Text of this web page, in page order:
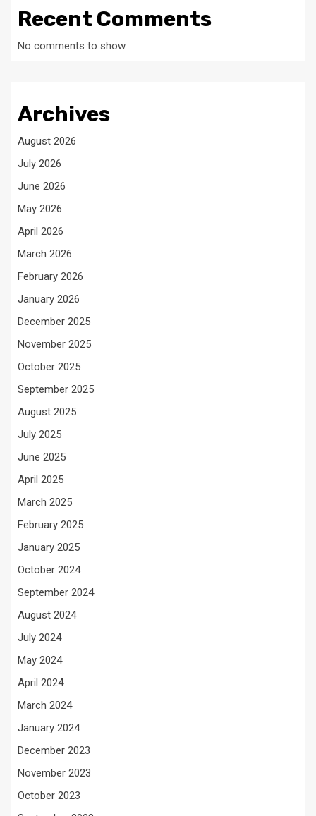
Recent Comments
No comments to show.
Archives
August 2026
July 2026
June 2026
May 2026
April 2026
March 2026
February 2026
January 2026
December 2025
November 2025
October 2025
September 2025
August 2025
July 2025
June 2025
April 2025
March 2025
February 2025
January 2025
October 2024
September 2024
August 2024
July 2024
May 2024
April 2024
March 2024
January 2024
December 2023
November 2023
October 2023